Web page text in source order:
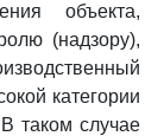
объекта,
(надзору),
категории
таком случае